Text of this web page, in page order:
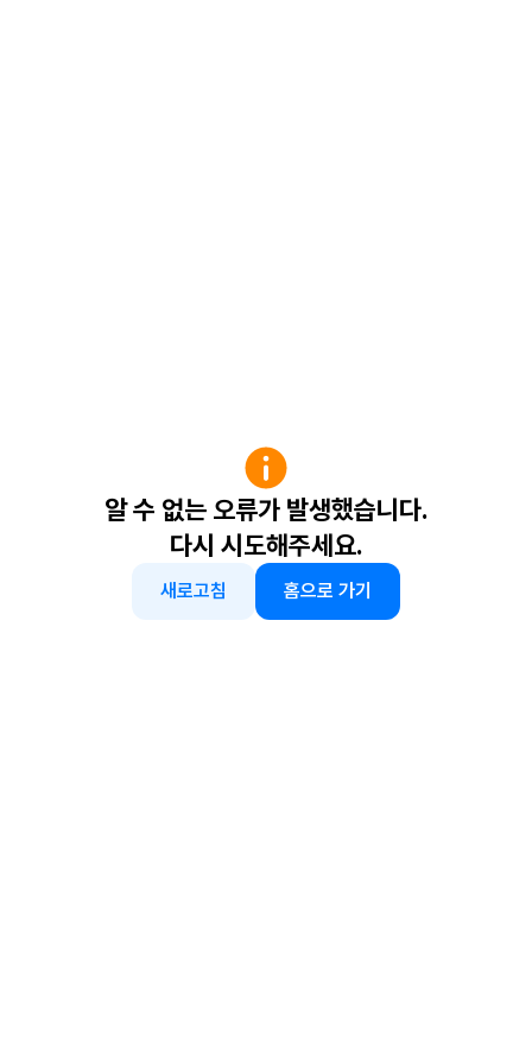
알 수 없는 오류가 발생했습니다.
다시 시도해주세요.
새로고침 홈으로 가기